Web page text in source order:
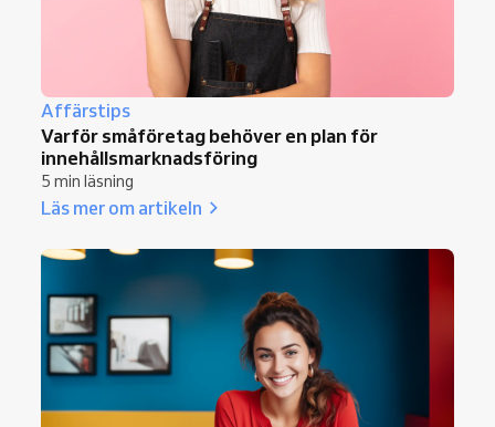
Affärstips
Varför småföretag behöver en plan för
innehållsmarknadsföring
5 min läsning
Läs mer om artikeln